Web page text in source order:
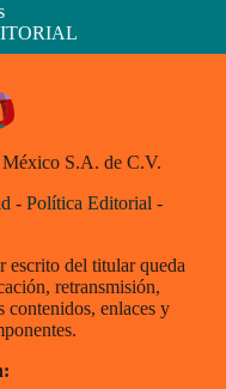
S.A. de C.V.
- Política Editorial -
escrito del titular queda
retransmisión,
contenidos, enlaces y